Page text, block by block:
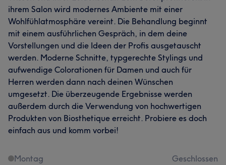
ihrem Salon wird modernes Ambiente mit einer
Wohlfühlatmosphäre vereint. Die Behandlung beginnt
mit einem ausführlichen Gespräch, in dem deine
Vorstellungen und die Ideen der Profis ausgetauscht
werden. Moderne Schnitte, typgerechte Stylings und
aufwendige Colorationen für Damen und auch für
Herren werden dann nach deinen Wünschen
umgesetzt. Die überzeugende Ergebnisse werden
außerdem durch die Verwendung von hochwertigen
Produkten von Biosthetique erreicht. Probiere es doch
einfach aus und komm vorbei!
Montag
Geschlossen